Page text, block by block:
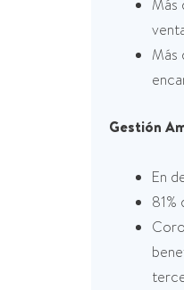
Más
Más
Gestión
En
81%